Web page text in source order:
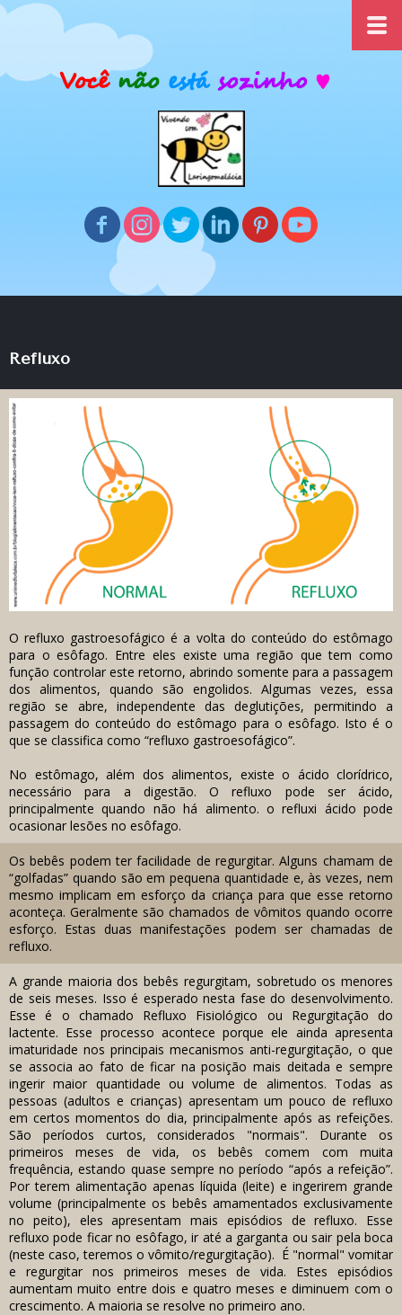
Refluxo
O refluxo gastroesofágico é a volta do conteúdo do estômago
para o esôfago. Entre eles existe uma região que tem como
função controlar este retorno, abrindo somente para a passagem
dos alimentos, quando são engolidos. Algumas vezes, essa
região se abre, independente das deglutições, permitindo a
passagem do conteúdo do estômago para o esôfago. Isto é o
que se classifica como “refluxo gastroesofágico”.
No estômago, além dos alimentos, existe o ácido clorídrico,
necessário para a digestão. O refluxo pode ser ácido,
principalmente quando não há alimento. o refluxi ácido pode
ocasionar lesões no esôfago.
Os bebês podem ter facilidade de regurgitar. Alguns chamam de
“golfadas” quando são em pequena quantidade e, às vezes, nem
mesmo implicam em esforço da criança para que esse retorno
aconteça. Geralmente são chamados de vômitos quando ocorre
esforço. Estas duas manifestações podem ser chamadas de
refluxo.
A grande maioria dos bebês regurgitam, sobretudo os menores
de seis meses. Isso é esperado nesta fase do desenvolvimento.
Esse é o chamado Refluxo Fisiológico ou Regurgitação do
lactente. Esse processo acontece porque ele ainda apresenta
imaturidade nos principais mecanismos anti-regurgitação, o que
se associa ao fato de ficar na posição mais deitada e sempre
ingerir maior quantidade ou volume de alimentos. Todas as
pessoas (adultos e crianças) apresentam um pouco de refluxo
em certos momentos do dia, principalmente após as refeições.
São períodos curtos, considerados "normais". Durante os
primeiros meses de vida, os bebês comem com muita
frequência, estando quase sempre no período “após a refeição”.
Por terem alimentação apenas líquida (leite) e ingerirem grande
volume (principalmente os bebês amamentados exclusivamente
no peito), eles apresentam mais episódios de refluxo. Esse
refluxo pode ficar no esôfago, ir até a garganta ou sair pela boca
(neste caso, teremos o vômito/regurgitação). É "normal" vomitar
e regurgitar nos primeiros meses de vida. Estes episódios
aumentam muito entre dois e quatro meses e diminuem com o
crescimento. A maioria se resolve no primeiro ano.